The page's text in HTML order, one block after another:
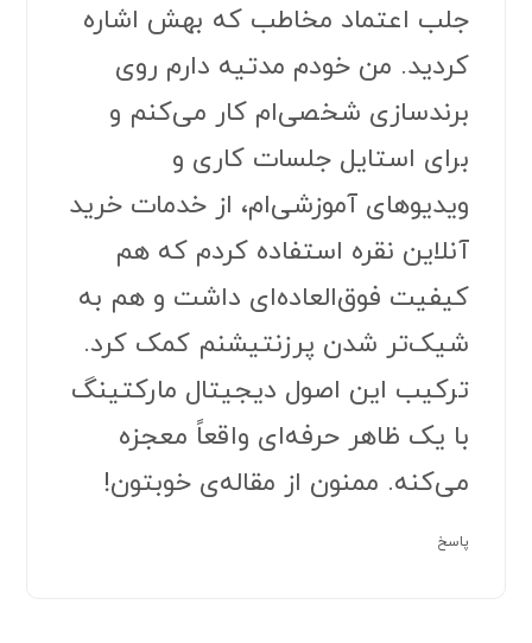
جلب اعتماد مخاطب که بهش اشاره
کردید. من خودم مدتیه دارم روی
برندسازی شخصی‌ام کار می‌کنم و
برای استایل جلسات کاری و
ویدیوهای آموزشی‌ام، از خدماتخرید
آنلاین نقره استفاده کردم که هم
کیفیت فوق‌العاده‌ای داشت و هم به
شیک‌تر شدن پرزنتیشنم کمک کرد.
ترکیب این اصول دیجیتال مارکتینگ
با یک ظاهر حرفه‌ای واقعاً معجزه
می‌کنه. ممنون از مقاله‌ی خوبتون!
پاسخ